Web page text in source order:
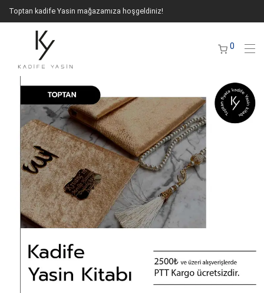
Toptan kadife Yasin mağazamıza hoşgeldiniz!
0